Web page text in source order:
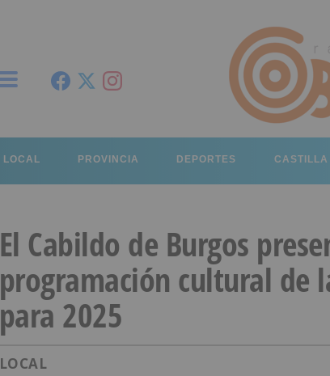
LOCAL PROVINCIA DEPORTES CASTILLA
El Cabildo de Burgos
programación cultural de
para 2025
LOCAL